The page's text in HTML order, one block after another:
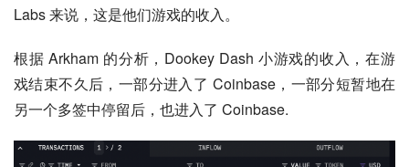
Labs 来说，这是他们游戏的收入。
根据 Arkham 的分析，Dookey Dash 小游戏的收入，在游
戏结束不久后，一部分进入了 Coinbase，一部分短暂地在
另一个多签中停留后，也进入了 Coinbase.